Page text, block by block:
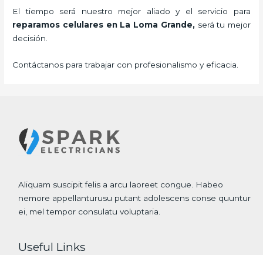
El tiempo será nuestro mejor aliado y el servicio para
reparamos celularesen La Loma Grande, será tu mejor
decisión.
Contáctanos para trabajar con profesionalismo y eficacia.
Aliquam suscipit felis a arcu laoreet congue. Habeo
nemore appellanturusu putant adolescens conse quuntur
ei, mel tempor consulatu voluptaria.
Useful Links